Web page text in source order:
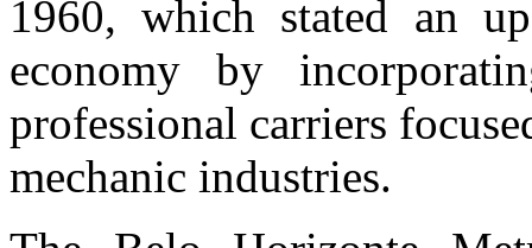
1960, which stated an
economy by
professional carriers
mechanic industries.